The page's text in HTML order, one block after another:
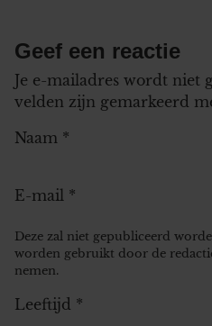
Geef een reactie
Je e-mailadres wordt niet
velden zijn gemarkeerd
Naam *
E-mail *
Deze zal niet gepubliceerd
worden gebruikt door de
nemen.
Leeftijd *